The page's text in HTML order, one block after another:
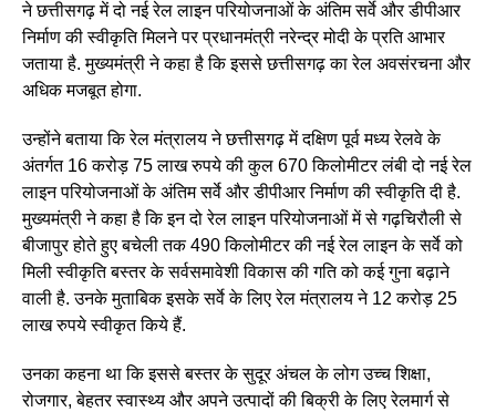
ने छत्तीसगढ़ में दो नई रेल लाइन परियोजनाओं के अंतिम सर्वे और डीपीआर
निर्माण की स्वीकृति मिलने पर प्रधानमंत्री नरेन्द्र मोदी के प्रति आभार
जताया है. मुख्यमंत्री ने कहा है कि इससे छत्तीसगढ़ का रेल अवसंरचना और
अधिक मजबूत होगा.
उन्होंने बताया कि रेल मंत्रालय ने छत्तीसगढ़ में दक्षिण पूर्व मध्य रेलवे के
अंतर्गत 16 करोड़ 75 लाख रुपये की कुल 670 किलोमीटर लंबी दो नई रेल
लाइन परियोजनाओं के अंतिम सर्वे और डीपीआर निर्माण की स्वीकृति दी है.
मुख्यमंत्री ने कहा है कि इन दो रेल लाइन परियोजनाओं में से गढ़चिरौली से
बीजापुर होते हुए बचेली तक 490 किलोमीटर की नई रेल लाइन के सर्वे को
मिली स्वीकृति बस्तर के सर्वसमावेशी विकास की गति को कई गुना बढ़ाने
वाली है. उनके मुताबिक इसके सर्वे के लिए रेल मंत्रालय ने 12 करोड़ 25
लाख रुपये स्वीकृत किये हैं.
उनका कहना था कि इससे बस्तर के सुदूर अंचल के लोग उच्च शिक्षा,
रोजगार, बेहतर स्वास्थ्य और अपने उत्पादों की बिक्री के लिए रेलमार्ग से